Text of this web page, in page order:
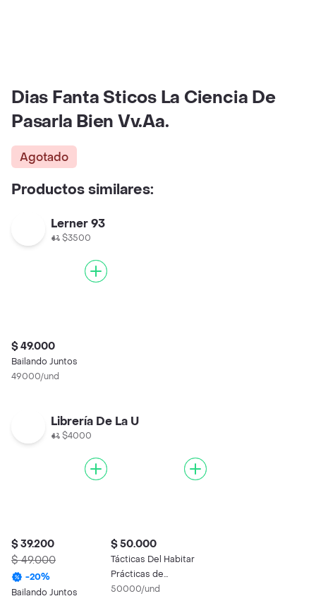
Dias Fanta Sticos La Ciencia De
Pasarla Bien Vv.Aa.
Agotado
Productos similares:
Lerner 93
$3500
$ 49.000
Bailando Juntos
49000/und
Librería De La U
$4000
$ 39.200
$ 49.000
-20%
Bailando Juntos
$ 50.000
Tácticas Del Habitar
Prácticas de
Recuerdos - VV.AA
50000/und